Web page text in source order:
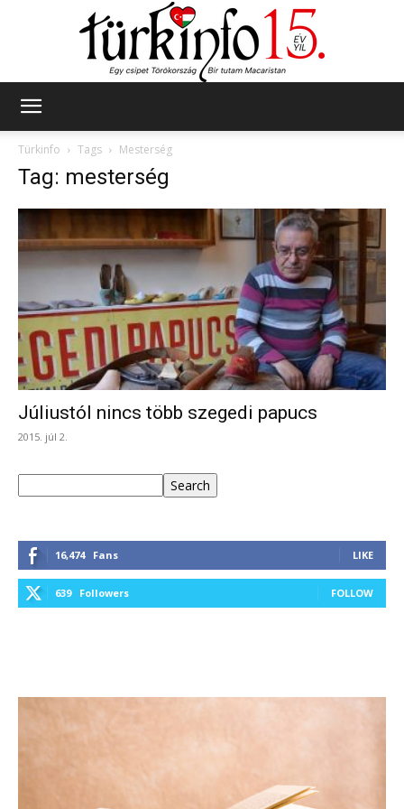
Türkinfo
Tags Mesterség
Tag: mesterség
Júliustól nincs több szegedi papucs
2015. júl 2.
Search
16,474 Fans LIKE
639 Followers FOLLOW